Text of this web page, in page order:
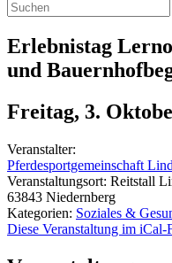
Erlebnistag
und
Freitag, 3.
Veranstalter:
Pferdesportgemeinschaft
Veranstaltungsort: Reitstall
63843 Niedernberg
Kategorien: Soziales &
Diese Veranstaltung im iCal-